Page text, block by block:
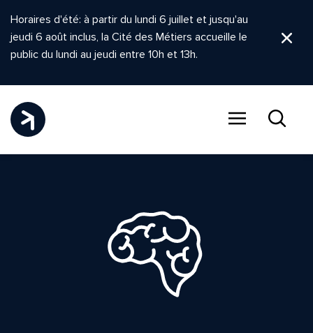
Horaires d'été: à partir du lundi 6 juillet et jusqu'au
jeudi 6 août inclus, la Cité des Métiers accueille le
public du lundi au jeudi entre 10h et 13h.